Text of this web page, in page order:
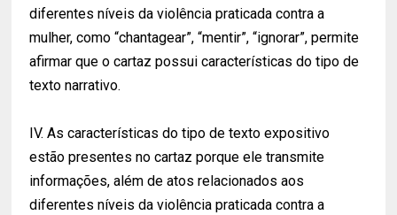
diferentes níveis da violência praticada contra a
mulher, como “chantagear”, “mentir”, “ignorar”, permite
afirmar que o cartaz possui características do tipo de
texto narrativo.
IV. As características do tipo de texto expositivo
estão presentes no cartaz porque ele transmite
informações, além de atos relacionados aos
diferentes níveis da violência praticada contra a